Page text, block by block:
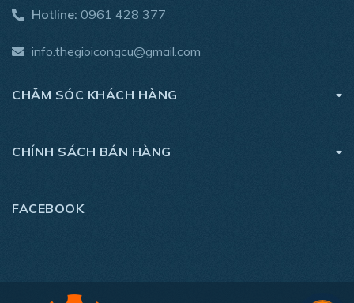
Hotline: 0961 428 377
info.thegioicongcu@gmail.com
CHĂM SÓC KHÁCH HÀNG
CHÍNH SÁCH BÁN HÀNG
FACEBOOK